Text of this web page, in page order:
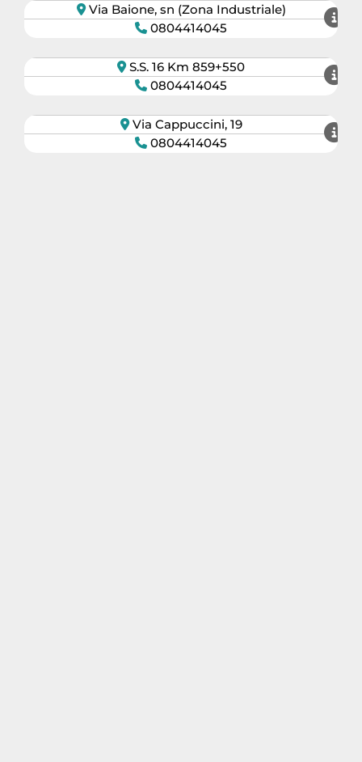
Via Baione, sn (Zona Industriale)
0804414045
AUTO 3C FASANO
S.S. 16 Km 859+550
0804414045
AUTO 3C CONVERSANO
Via Cappuccini, 19
0804414045